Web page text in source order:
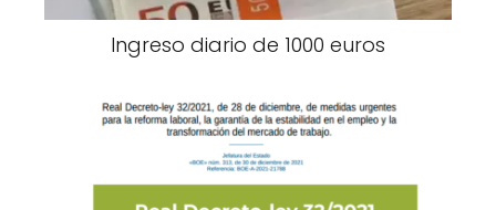
Ingreso diario de 1000 euros